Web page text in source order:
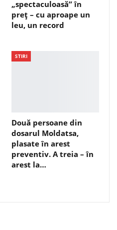
„spectaculoasă” în
preț – cu aproape un
leu, un record
STIRI
Două persoane din
dosarul Moldatsa,
plasate în arest
preventiv. A treia – în
arest la…